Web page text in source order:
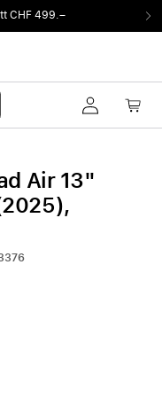
Von Sound
Air 13"